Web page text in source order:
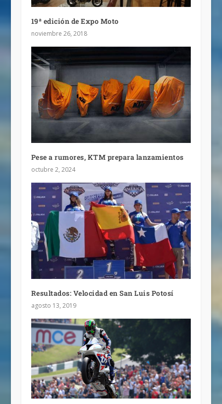
19ª edición de Expo Moto
noviembre 26, 2018
Pese a rumores, KTM prepara lanzamientos
octubre 2, 2024
Resultados: Velocidad en San Luis Potosí
agosto 13, 2019